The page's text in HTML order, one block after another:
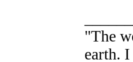
"The
earth.